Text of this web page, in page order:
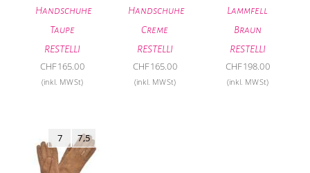
Handschuhe
Taupe
RESTELLI
CHF165.00
(inkl. MWSt)
Handschuhe
Creme
RESTELLI
CHF165.00
(inkl. MWSt)
Lammfell
Braun
RESTELLI
CHF198.00
(inkl. MWSt)
7 7,5